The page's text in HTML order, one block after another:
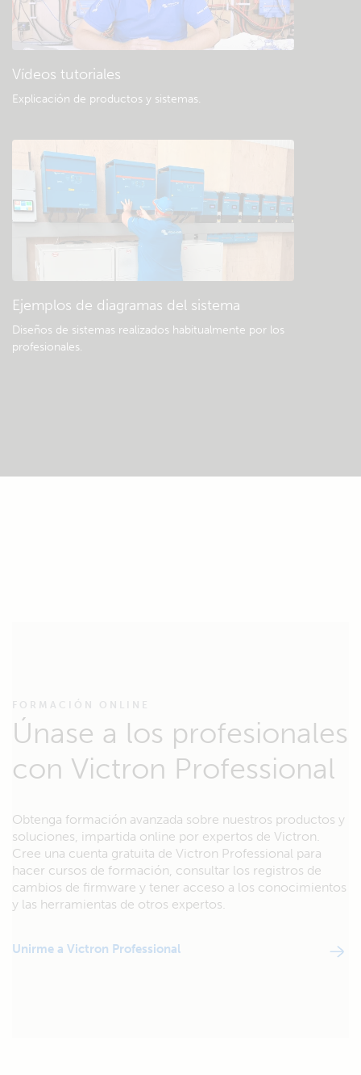
Vídeos tutoriales
Explicación de productos y sistemas.
Ejemplos de diagramas del sistema
Diseños de sistemas realizados habitualmente por los
profesionales.
FORMACIÓN ONLINE
Únase a los profesionales
con Victron Professional
Obtenga formación avanzada sobre nuestros productos y
soluciones, impartida online por expertos de Victron.
Cree una cuenta gratuita de Victron Professional para
hacer cursos de formación, consultar los registros de
cambios de firmware y tener acceso a los conocimientos
y las herramientas de otros expertos.
Unirme a Victron Professional